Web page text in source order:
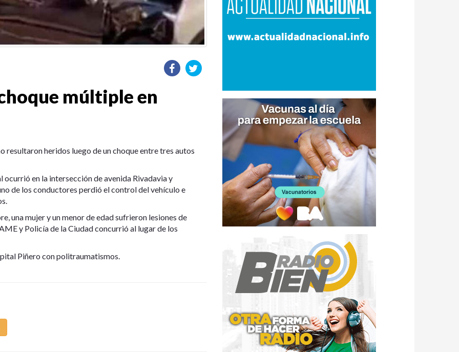
múltiple en
resultaron heridos luego de un choque entre tres autos
en la intersección de avenida Rivadavia y
de los conductores perdió el control del vehículo e
una mujer y un menor de edad sufrieron lesiones de
y Policía de la Ciudad concurrió al lugar de los
Piñero con politraumatismos.